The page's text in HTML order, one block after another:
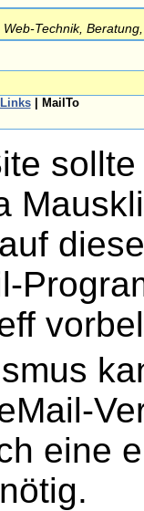
Web-Technik,
Links| MailTo
eine